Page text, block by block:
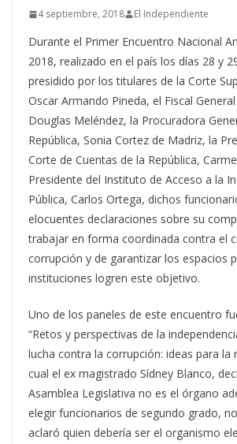
4 septiembre, 2018 El Independiente
Durante el Primer Encuentro Nacional
2018, realizado en el país los días 28 y
presidido por los titulares de la Corte
Oscar Armando Pineda, el Fiscal
Douglas Meléndez, la Procuradora
República, Sonia Cortez de Madriz, la
Corte de Cuentas de la República,
Presidente del Instituto de Acceso a la
Pública, Carlos Ortega, dichos
elocuentes declaraciones sobre su
trabajar en forma coordinada contra el
corrupción y de garantizar los espacios
instituciones logren este objetivo.
Uno de los paneles de este encuentro
“Retos y perspectivas de la
lucha contra la corrupción: ideas para la
cual el ex magistrado Sídney Blanco,
Asamblea Legislativa no es el órgano
elegir funcionarios de segundo grado,
aclaró quien debería ser el organismo